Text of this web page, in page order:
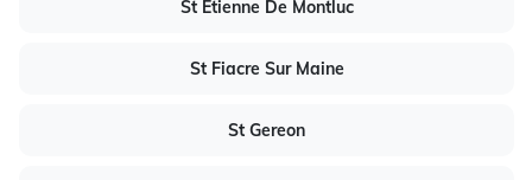
St Etienne De Montluc
St Fiacre Sur Maine
St Gereon